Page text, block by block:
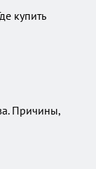
купить
Причины,